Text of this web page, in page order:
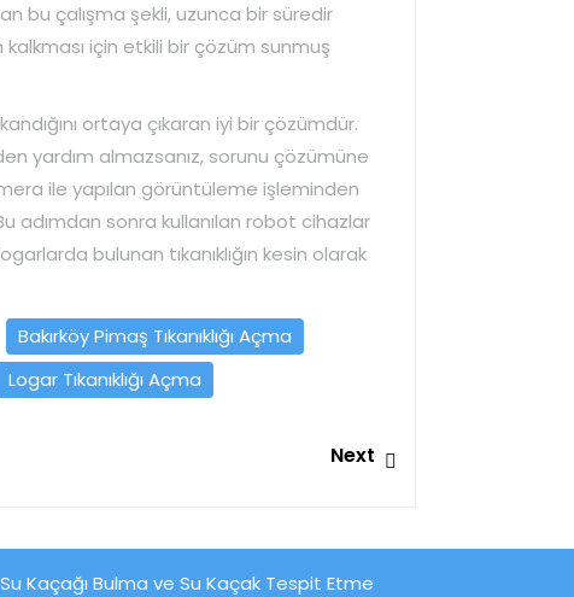
bu çalışma şekli, uzunca bir süredir
için etkili bir çözüm sunmuş
ortaya çıkaran iyi bir çözümdür.
yardım almazsanız, sorunu çözümüne
ile yapılan görüntüleme işleminden
adımdan sonra kullanılan robot cihazlar
bulunan tıkanıklığın kesin olarak
Bakırköy Pimaş Tıkanıklığı Açma
Logar Tıkanıklığı Açma
Next
Su Kaçağı Bulma ve Su Kaçak Tespit Etme